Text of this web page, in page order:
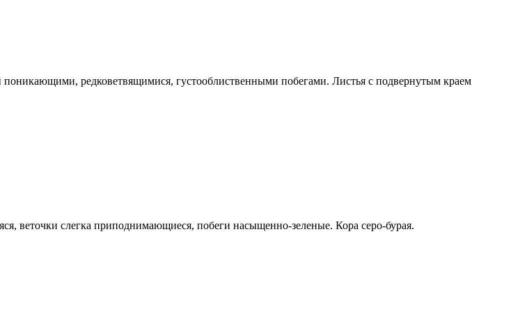
редковетвящимися, густооблиственными побегами. Листья с подвернутым краем
веточки слегка приподнимающиеся, побеги насыщенно-зеленые. Кора серо-бурая.